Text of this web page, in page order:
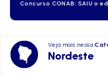
Concurso CONAB: SAIU o
Veja mais nessa
Nordeste
Nordeste